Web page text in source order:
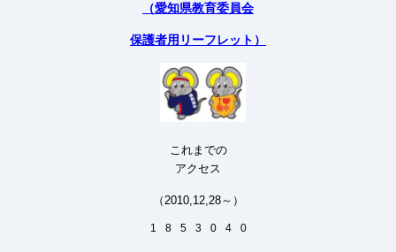
（愛知県教育委員会
保護者用リーフレット）
これまでの
アクセス
（2010,12,28～）
1 8 5 3 0 4 0